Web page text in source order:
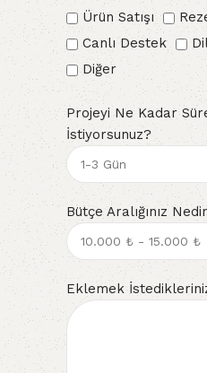
Ürün Satışı
Canlı Destek
Diğer
Projeyi Ne Kadar
İstiyorsunuz?
Bütçe Aralığınız
Eklemek